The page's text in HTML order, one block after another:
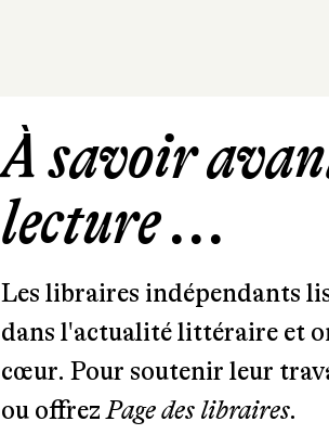
À savoir
lecture ...
Les libraires indépendants
dans l'actualité littéraire et
cœur. Pour soutenir leur
ou offrezPage des libraires.